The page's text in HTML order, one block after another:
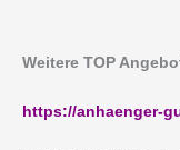
Weitere TOP
https://anhaenger-